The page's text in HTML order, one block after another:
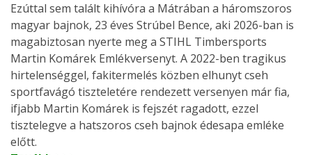
Ezúttal sem talált kihívóra a Mátrában a háromszoros
magyar bajnok, 23 éves Strúbel Bence, aki 2026-ban is
magabiztosan nyerte meg a STIHL Timbersports
Martin Komárek Emlékversenyt. A 2022-ben tragikus
hirtelenséggel, fakitermelés közben elhunyt cseh
sportfavágó tiszteletére rendezett versenyen már fia,
ifjabb Martin Komárek is fejszét ragadott, ezzel
tisztelegve a hatszoros cseh bajnok édesapa emléke
előtt.